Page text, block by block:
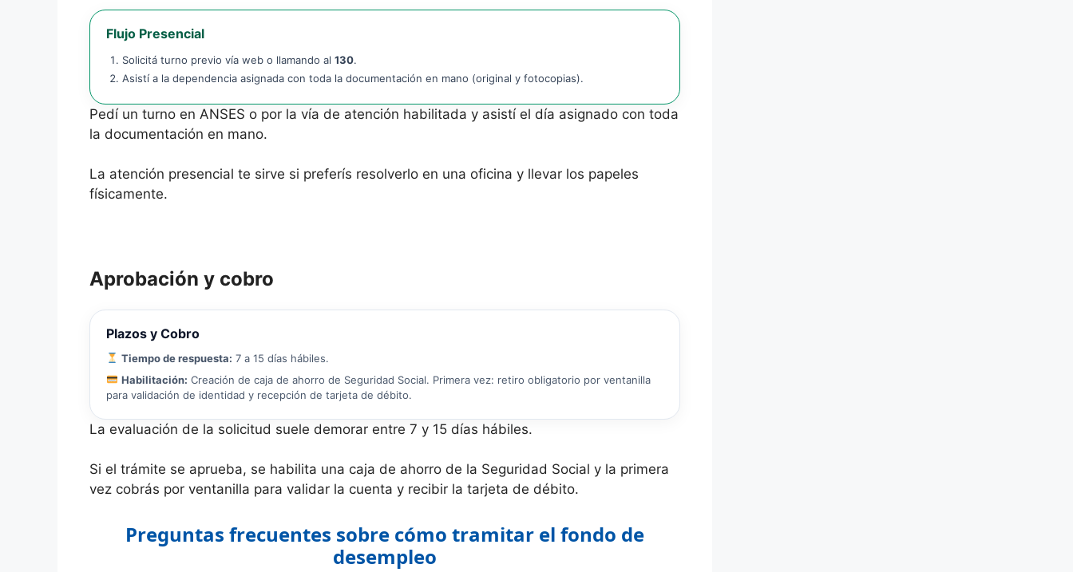
Flujo Presencial
Solicitá turno previo vía web o llamando al 130.
Asistí a la dependencia asignada con toda la documentación en mano (original y fotocopias).
Pedí un turno en ANSES o por la vía de atención habilitada y asistí el día asignado con toda
la documentación en mano.
La atención presencial te sirve si preferís resolverlo en una oficina y llevar los papeles
físicamente.
Aprobación y cobro
Plazos y Cobro
Tiempo de respuesta: 7 a 15 días hábiles.
Habilitación: Creación de caja de ahorro de Seguridad Social. Primera vez: retiro obligatorio por ventanilla
para validación de identidad y recepción de tarjeta de débito.
La evaluación de la solicitud suele demorar entre 7 y 15 días hábiles.
Si el trámite se aprueba, se habilita una caja de ahorro de la Seguridad Social y la primera
vez cobrás por ventanilla para validar la cuenta y recibir la tarjeta de débito.
Preguntas frecuentes sobre cómo tramitar el fondo de
desempleo